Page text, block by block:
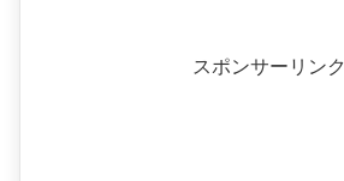
スポンサーリンク